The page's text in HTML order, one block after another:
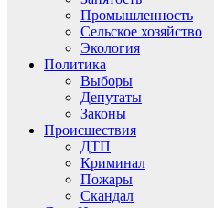
Промышленность
Сельское хозяйство
Экология
Политика
Выборы
Депутаты
Законы
Происшествия
ДТП
Криминал
Пожары
Скандал